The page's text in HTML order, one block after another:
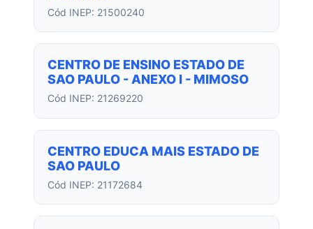
Cód INEP: 21500240
CENTRO DE ENSINO ESTADO DE
SAO PAULO - ANEXO I - MIMOSO
Cód INEP: 21269220
CENTRO EDUCA MAIS ESTADO DE
SAO PAULO
Cód INEP: 21172684